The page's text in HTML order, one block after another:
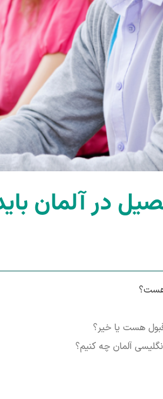
در آلمان
هست؟
قبول هست یا خیر؟
آلمان چه کنیم؟